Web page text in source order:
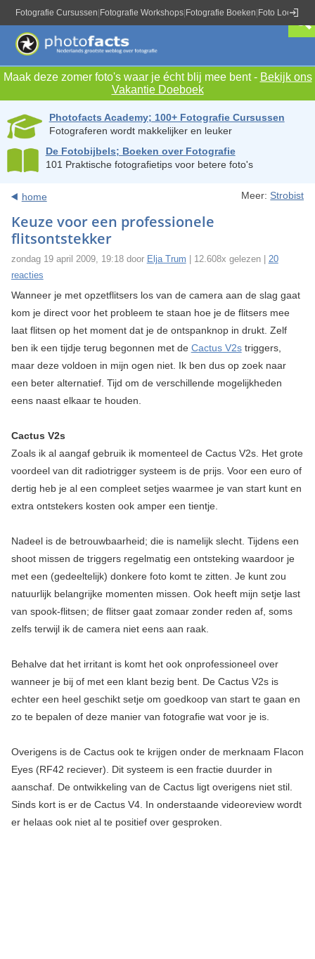
Fotografie Cursussen Fotografie Workshops Fotografie Boeken Foto Locaties
Maak deze zomer foto's waar je écht blij mee bent - Bekijk ons
Vakantie Doeboek
Photofacts Academy; 100+ Fotografie Cursussen
Fotograferen wordt makkelijker en leuker
De Fotobijbels; Boeken over Fotografie
101 Praktische fotografietips voor betere foto's
home Meer: Strobist
Keuze voor een professionele
flitsontstekker
zondag 19 april 2009, 19:18 door Elja Trum | 12.608x gelezen | 20
reacties
Wanneer je met opzetflitsers los van de camera aan de slag gaat
kom je direct voor het probleem te staan hoe je de flitsers mee
laat flitsen op het moment dat je de ontspanknop in drukt. Zelf
ben ik een tijdje terug begonnen met de Cactus V2striggers,
maar deze voldoen in mijn ogen niet. Ik ben dus op zoek naar
een beter alternatief. Tijd om de verschillende mogelijkheden
eens naast elkaar te houden.
Cactus V2s
Zoals ik al aangaf gebruik ik momenteel de Cactus V2s. Het grote
voordeel van dit radiotrigger systeem is de prijs. Voor een euro of
dertig heb je al een compleet setjes waarmee je van start kunt en
extra ontstekers kosten ook amper een tientje.
Nadeel is de betrouwbaarheid; die is namelijk slecht. Tijdens een
shoot missen de triggers regelmatig een ontsteking waardoor je
met een (gedeeltelijk) donkere foto komt te zitten. Je kunt zou
natuurlijk belangrijke momenten missen. Ook heeft mijn setje last
van spook-flitsen; de flitser gaat zomaar zonder reden af, soms
zelfs terwijl ik de camera niet eens aan raak.
Behalve dat het irritant is komt het ook onprofessioneel over
wanneer je bij of met een klant bezig bent. De Cactus V2s is
echter een heel geschikt setje om goedkoop van start te gaan en
zo te bepalen of deze manier van fotografie wat voor je is.
Overigens is de Cactus ook te krijgen onder de merknaam Flacon
Eyes (RF42 reciever). Dit systeem is een fractie duurder in
aanschaf. De ontwikkeling van de Cactus ligt overigens niet stil.
Sinds kort is er de Cactus V4. In onderstaande videoreview wordt
er helaas ook niet al te positief over gesproken.